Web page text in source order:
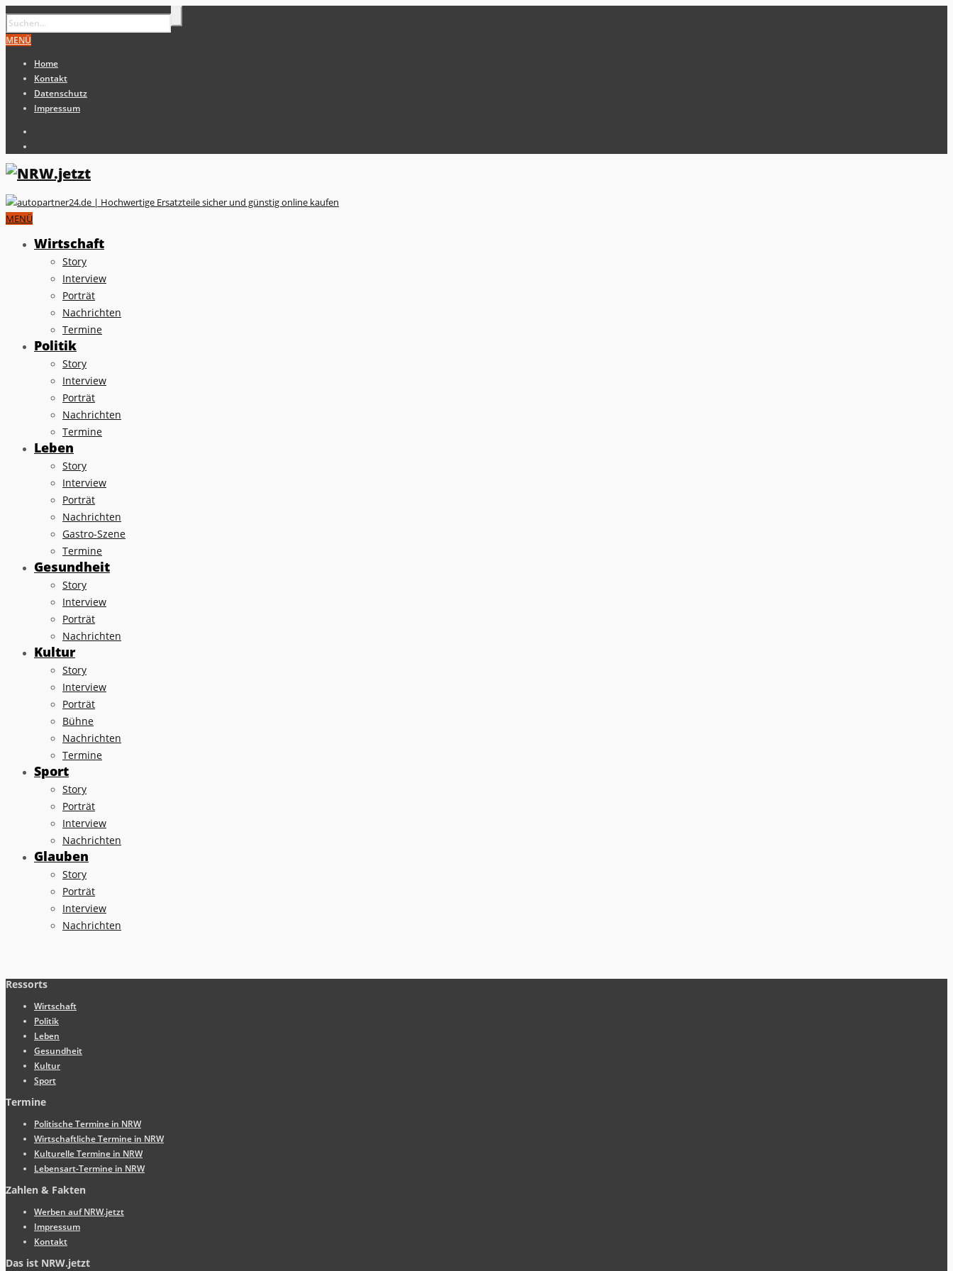
MENÜ
Home
Kontakt
Datenschutz
Impressum
MENÜ
Wirtschaft
Story
Interview
Porträt
Nachrichten
Termine
Politik
Story
Interview
Porträt
Nachrichten
Termine
Leben
Story
Interview
Porträt
Nachrichten
Gastro-Szene
Termine
Gesundheit
Story
Interview
Porträt
Nachrichten
Kultur
Story
Interview
Porträt
Bühne
Nachrichten
Termine
Sport
Story
Porträt
Interview
Nachrichten
Glauben
Story
Porträt
Interview
Nachrichten
Ressorts
Wirtschaft
Politik
Leben
Gesundheit
Kultur
Sport
Termine
Politische Termine in NRW
Wirtschaftliche Termine in NRW
Kulturelle Termine in NRW
Lebensart-Termine in NRW
Zahlen & Fakten
Werben auf NRW.jetzt
Impressum
Kontakt
Das ist NRW.jetzt